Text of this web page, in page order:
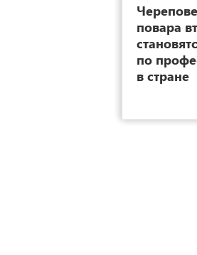
повара
по
в стране